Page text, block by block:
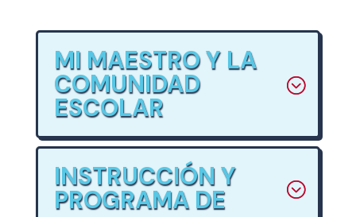
MI MAESTRO Y LA
COMUNIDAD
ESCOLAR
INSTRUCCIÓN Y
PROGRAMA DE